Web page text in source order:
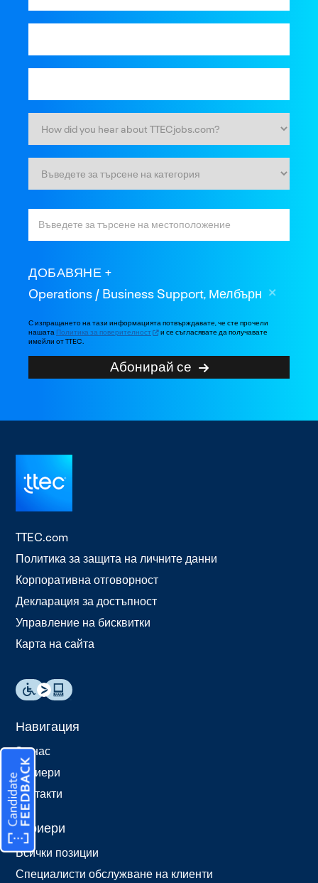
ДОБАВЯНЕ
Operations / Business Support, Мелбърн
С изпращането на тази информацията потвърждавате, че сте прочели
нашата Политика за поверителност
и се съгласявате да получавате
имейли от TTEC.
Абонирай се
TTEC.com
Политика за защита на личните данни
Корпоративна отговорност
Декларация за достъпност
Управление на бисквитки
Карта на сайта
Навигация
За нас
Кариери
Контакти
Кариери
Всички позиции
Специалисти обслужване на клиенти